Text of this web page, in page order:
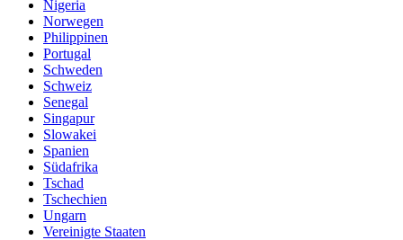
Nigeria
Norwegen
Philippinen
Portugal
Schweden
Schweiz
Senegal
Singapur
Slowakei
Spanien
Südafrika
Tschad
Tschechien
Ungarn
Vereinigte Staaten